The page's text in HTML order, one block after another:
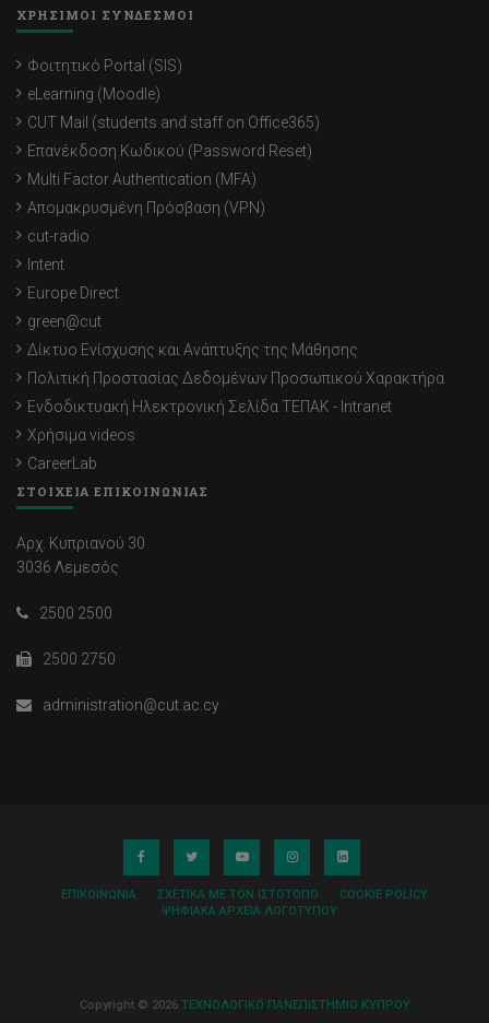
ΧΡΗΣΙΜΟΙ ΣΥΝΔΕΣΜΟΙ
Φοιτητικό Portal (SIS)
eLearning (Moodle)
CUT Mail (students and staff on Office365)
Επανέκδοση Κωδικού (Password Reset)
Multi Factor Authentication (MFA)
Απομακρυσμένη Πρόσβαση (VPN)
cut-radio
Intent
Europe Direct
green@cut
Δίκτυο Ενίσχυσης και Ανάπτυξης της Μάθησης
Πολιτική Προστασίας Δεδομένων Προσωπικού Χαρακτήρα
Ενδοδικτυακή Ηλεκτρονική Σελίδα ΤΕΠΑΚ - Intranet
Χρήσιμα videos
CareerLab
ΣΤΟΙΧΕΙΑ ΕΠΙΚΟΙΝΩΝΙΑΣ
Αρχ. Κυπριανού 30
3036 Λεμεσός
2500 2500
2500 2750
administration@cut.ac.cy
ΕΠΙΚΟΙΝΩΝΊΑ ΣΧΕΤΙΚΆ ΜΕ ΤΟΝ ΙΣΤΌΤΟΠΟ
COOKIE POLICY
ΨΗΦΙΑΚΆ ΑΡΧΕΊΑ ΛΟΓΌΤΥΠΟΥ
Copyright © 2026 ΤΕΧΝΟΛΟΓΙΚΟ ΠΑΝΕΠΙΣΤΗΜΙΟ ΚΥΠΡΟΥ